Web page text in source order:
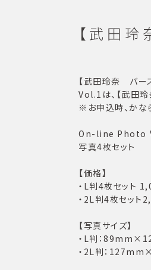
【武田
【武田玲奈 バー
Vol.1は、【武田
※お申込時、かな
On-line Photo
写真4枚セット
【価格】
・L判4枚セット
・2L判4枚セッ
【写真サイズ】
・L判：
・2L判：